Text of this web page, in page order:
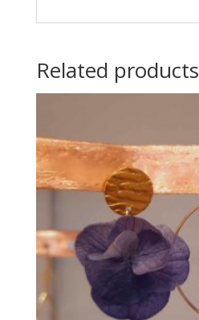
Related products